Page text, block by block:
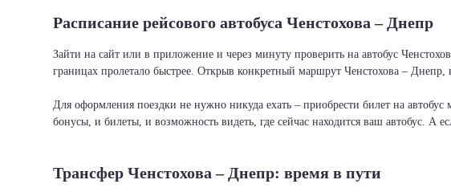
Расписание рейсового автобуса Ченстохова – Днепр
Зайти на сайт или в приложение и через минуту проверить на автобус
границах пролетало быстрее. Открыв конкретный маршрут Ченстохова –
Для оформления поездки не нужно никуда ехать – приобрести билет на
бонусы, и билеты, и возможность видеть, где сейчас находится ваш автобус. А
Трансфер Ченстохова – Днепр: время в пути